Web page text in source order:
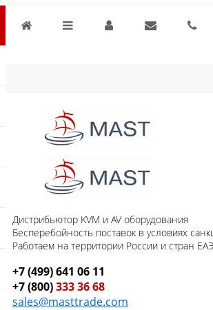
Дистрибьютор KVM и AV оборудования
Бесперебойность поставок в условиях
Работаем на территории России и стран
+7 (499) 641 06 11
+7 (800)333 36 68
sales@masttrade.com